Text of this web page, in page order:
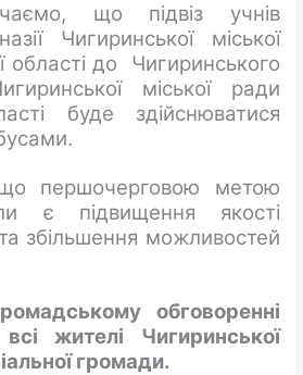
що підвіз учнів
Чигиринської міської
області до Чигиринського
міської ради
буде здійснюватися
першочерговою метою
є підвищення якості
та збільшення можливостей
обговоренні
жителі Чигиринської
громади.